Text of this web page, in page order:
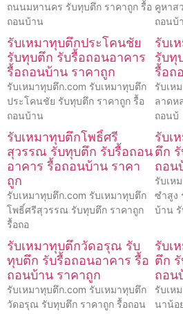
ถนนมหานคร รับทุบตึก ราคาถูก รื้อ
ถอนบ้าน
คูหาส
ถอนบ้า
รับเหมาทุบตึกประโคนชัย
รับทุบตึก รับรื้อถอนอาคาร
รื้อถอนบ้าน ราคาถูก
รับเหมาทุบตึก.com รับเหมาทุบตึก
ประโคนชัย รับทุบตึก ราคาถูก รื้อ
ถอนบ้าน
รับเ
รับทุ
รื้อถ
รับเห
ลาดห
ถอนบ้
รับเหมาทุบตึกโพธิ์ศรี
สุวรรณ รับทุบตึก รับรื้อถอน
อาคาร รื้อถอนบ้าน ราคา
ถูก
รับเหมาทุบตึก.com รับเหมาทุบตึก
โพธิ์ศรีสุวรรณ รับทุบตึก ราคาถูก
รื้อถอ
รับเ
ตึก
ถอน
รับเห
ซำสูง
บ้าน
รับเหมาทุบตึกวัดอรุณ รับ
ทุบตึก รับรื้อถอนอาคาร รื้อ
ถอนบ้าน ราคาถูก
รับเหมาทุบตึก.com รับเหมาทุบตึก
วัดอรุณ รับทุบตึก ราคาถูก รื้อถอน
รับเ
ตึก
ถอน
รับเห
นาน้อ